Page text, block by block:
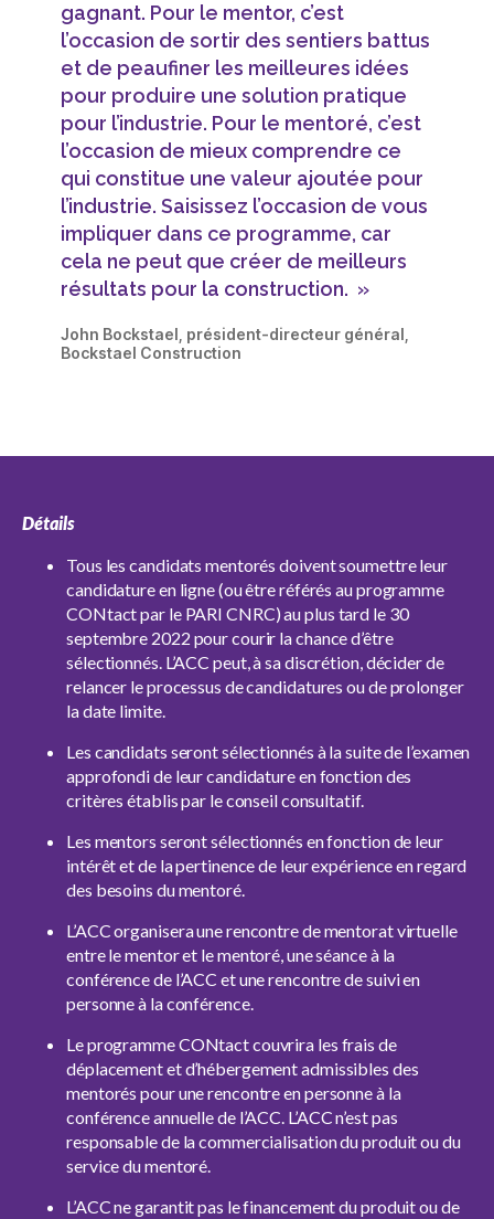
gagnant. Pour le mentor, c’est
l’occasion de sortir des sentiers battus
et de peaufiner les meilleures idées
pour produire une solution pratique
pour l’industrie. Pour le mentoré, c’est
l’occasion de mieux comprendre ce
qui constitue une valeur ajoutée pour
l’industrie. Saisissez l’occasion de vous
impliquer dans ce programme, car
cela ne peut que créer de meilleurs
résultats pour la construction. »
John Bockstael, président-directeur général,
Bockstael Construction
Détails
Tous les candidats mentorés doivent soumettre leur
candidature en ligne (ou être référés au programme
CONtact par le PARI CNRC) au plus tard le 30
septembre 2022 pour courir la chance d’être
sélectionnés. L’ACC peut, à sa discrétion, décider de
relancer le processus de candidatures ou de prolonger
la date limite.
Les candidats seront sélectionnés à la suite de l’examen
approfondi de leur candidature en fonction des
critères établis par le conseil consultatif.
Les mentors seront sélectionnés en fonction de leur
intérêt et de la pertinence de leur expérience en regard
des besoins du mentoré.
L’ACC organisera une rencontre de mentorat virtuelle
entre le mentor et le mentoré, une séance à la
conférence de l’ACC et une rencontre de suivi en
personne à la conférence.
Le programme CONtact couvrira les frais de
déplacement et d’hébergement admissibles des
mentorés pour une rencontre en personne à la
conférence annuelle de l’ACC. L’ACC n’est pas
responsable de la commercialisation du produit ou du
service du mentoré.
L’ACC ne garantit pas le financement du produit ou de